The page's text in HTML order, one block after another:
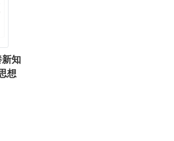
新知
想